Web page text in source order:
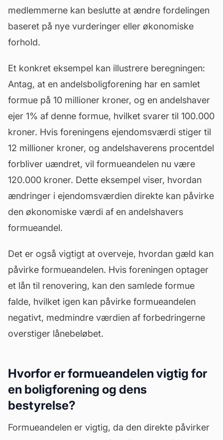
medlemmerne kan beslutte at ændre fordelingen
baseret på nye vurderinger eller økonomiske
forhold.
Et konkret eksempel kan illustrere beregningen:
Antag, at en andelsboligforening har en samlet
formue på 10 millioner kroner, og en andelshaver
ejer 1% af denne formue, hvilket svarer til 100.000
kroner. Hvis foreningens ejendomsværdi stiger til
12 millioner kroner, og andelshaverens procentdel
forbliver uændret, vil formueandelen nu være
120.000 kroner. Dette eksempel viser, hvordan
ændringer i ejendomsværdien direkte kan påvirke
den økonomiske værdi af en andelshavers
formueandel.
Det er også vigtigt at overveje, hvordan gæld kan
påvirke formueandelen. Hvis foreningen optager
et lån til renovering, kan den samlede formue
falde, hvilket igen kan påvirke formueandelen
negativt, medmindre værdien af forbedringerne
overstiger lånebeløbet.
Hvorfor er formueandelen vigtig for
en boligforening og dens
bestyrelse?
Formueandelen er vigtig, da den direkte påvirker